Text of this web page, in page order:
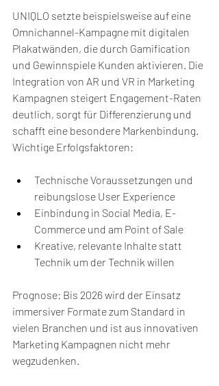
UNIQLO setzte beispielsweise auf eine
Omnichannel-Kampagne mit digitalen
Plakatwänden, die durch Gamification
und Gewinnspiele Kunden aktivieren. Die
Integration von AR und VR in Marketing
Kampagnen steigert Engagement-Raten
deutlich, sorgt für Differenzierung und
schafft eine besondere Markenbindung.
Wichtige Erfolgsfaktoren:
Technische Voraussetzungen und
reibungslose User Experience
Einbindung in Social Media, E-
Commerce und am Point of Sale
Kreative, relevante Inhalte statt
Technik um der Technik willen
Prognose: Bis 2026 wird der Einsatz
immersiver Formate zum Standard in
vielen Branchen und ist aus innovativen
Marketing Kampagnen nicht mehr
wegzudenken.